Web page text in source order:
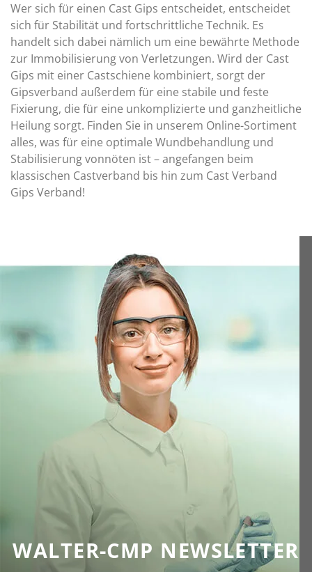
Wer sich für einen Cast Gips entscheidet, entscheidet
sich für Stabilität und fortschrittliche Technik. Es
handelt sich dabei nämlich um eine bewährte Methode
zur Immobilisierung von Verletzungen. Wird der Cast
Gips mit einer Castschiene kombiniert, sorgt der
Gipsverband außerdem für eine stabile und feste
Fixierung, die für eine unkomplizierte und ganzheitliche
Heilung sorgt. Finden Sie in unserem Online-Sortiment
alles, was für eine optimale Wundbehandlung und
Stabilisierung vonnöten ist – angefangen beim
klassischen Castverband bis hin zum Cast Verband
Gips Verband!
WALTER-CMP NEWSLETTER